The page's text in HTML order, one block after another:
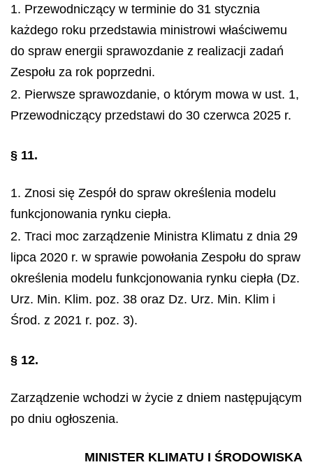
1. Przewodniczący w terminie do 31 stycznia
każdego roku przedstawia ministrowi właściwemu
do spraw energii sprawozdanie z realizacji zadań
Zespołu za rok poprzedni.
2. Pierwsze sprawozdanie, o którym mowa w ust. 1,
Przewodniczący przedstawi do 30 czerwca 2025 r.
§ 11.
1. Znosi się Zespół do spraw określenia modelu
funkcjonowania rynku ciepła.
2. Traci moc zarządzenie Ministra Klimatu z dnia 29
lipca 2020 r. w sprawie powołania Zespołu do spraw
określenia modelu funkcjonowania rynku ciepła (Dz.
Urz. Min. Klim. poz. 38 oraz Dz. Urz. Min. Klim i
Środ. z 2021 r. poz. 3).
§ 12.
Zarządzenie wchodzi w życie z dniem następującym
po dniu ogłoszenia.
MINISTER KLIMATU I ŚRODOWISKA